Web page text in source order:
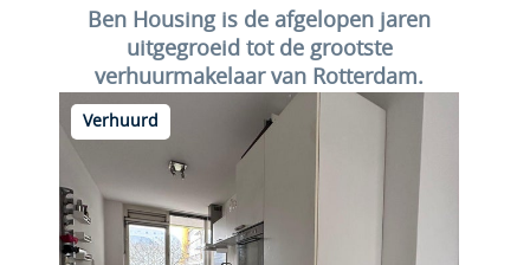
Ben Housing is de afgelopen jaren
uitgegroeid tot de grootste
verhuurmakelaar van Rotterdam.
Verhuurd